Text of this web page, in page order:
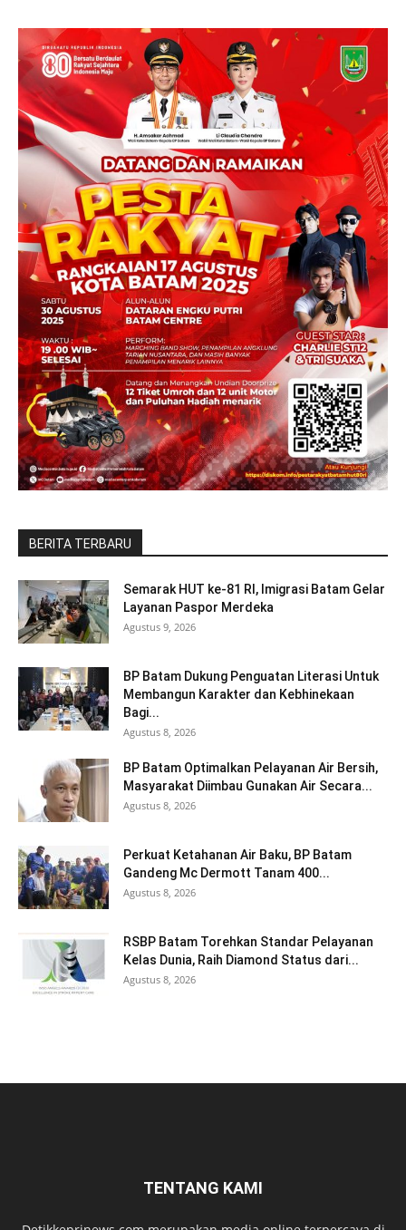
BERITA TERBARU
Semarak HUT ke-81 RI, Imigrasi Batam Gelar
Layanan Paspor Merdeka
Agustus 9, 2026
BP Batam Dukung Penguatan Literasi Untuk
Membangun Karakter dan Kebhinekaan
Bagi...
Agustus 8, 2026
BP Batam Optimalkan Pelayanan Air Bersih,
Masyarakat Diimbau Gunakan Air Secara...
Agustus 8, 2026
Perkuat Ketahanan Air Baku, BP Batam
Gandeng Mc Dermott Tanam 400...
Agustus 8, 2026
RSBP Batam Torehkan Standar Pelayanan
Kelas Dunia, Raih Diamond Status dari...
Agustus 8, 2026
TENTANG KAMI